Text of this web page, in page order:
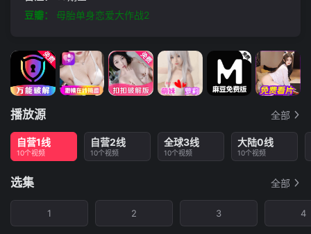
豆瓣：
母胎单身恋爱大作战2
播放源 全部
自营1线
10个视频
自营2线
10个视频
全球3线
10个视频
大陆0线
10个视频
选集 全部
1 2 3 4